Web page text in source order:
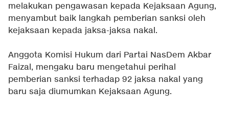
melakukan pengawasan kepada Kejaksaan Agung,
menyambut baik langkah pemberian sanksi oleh
kejaksaan kepada jaksa-jaksa nakal.
Anggota Komisi Hukum dari Partai NasDem Akbar
Faizal, mengaku baru mengetahui perihal
pemberian sanksi terhadap 92 jaksa nakal yang
baru saja diumumkan Kejaksaan Agung.